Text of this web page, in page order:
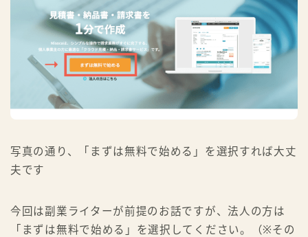
写真の通り、「まずは無料で始める」を選択すれば大丈
夫です
今回は副業ライターが前提のお話ですが、法人の方は
「まずは無料で始める」を選択してください。（※その